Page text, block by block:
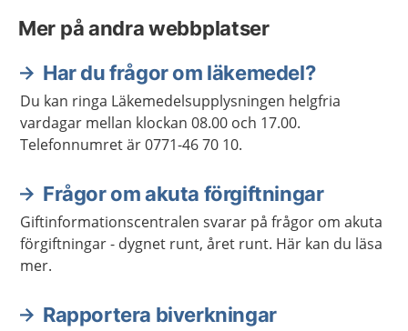
Mer på andra webbplatser
Har du frågor om läkemedel?
Du kan ringa Läkemedelsupplysningen helgfria
vardagar mellan klockan 08.00 och 17.00.
Telefonnumret är 0771-46 70 10.
Frågor om akuta förgiftningar
Giftinformationscentralen svarar på frågor om akuta
förgiftningar - dygnet runt, året runt. Här kan du läsa
mer.
Rapportera biverkningar